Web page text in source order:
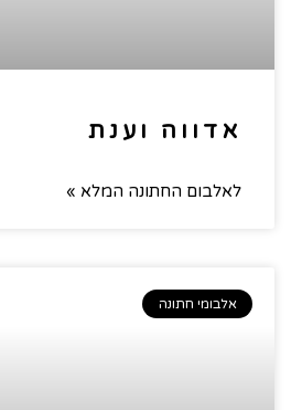
אדווה וענת
לאלבום החתונה המלא »
אלבומי חתונה